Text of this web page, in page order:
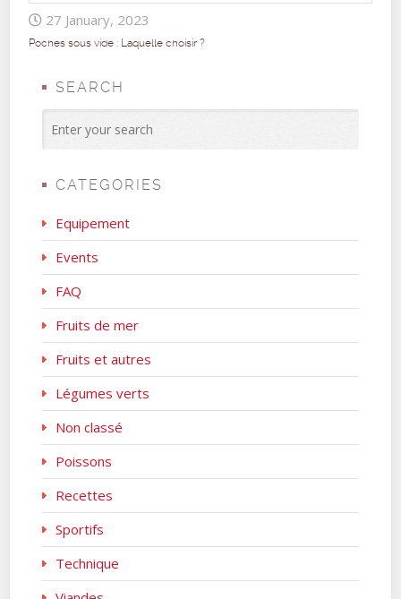
27 January, 2023
Poches sous vide : Laquelle choisir ?
SEARCH
CATEGORIES
Equipement
Events
FAQ
Fruits de mer
Fruits et autres
Légumes verts
Non classé
Poissons
Recettes
Sportifs
Technique